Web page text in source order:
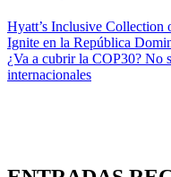
Navegación
de
entradas
Hyatt’s Inclusive Collection
Ignite en la República
¿Va a cubrir la COP30? No
internacionales